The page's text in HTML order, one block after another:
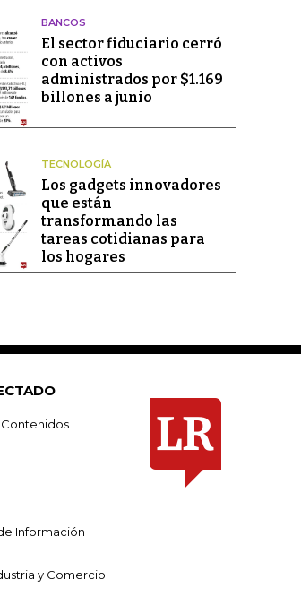
BANCOS
El sector fiduciario cerró
con activos
administrados por $1.169
billones a junio
TECNOLOGÍA
Los gadgets innovadores
que están
transformando las
tareas cotidianas para
los hogares
Información
y Comercio